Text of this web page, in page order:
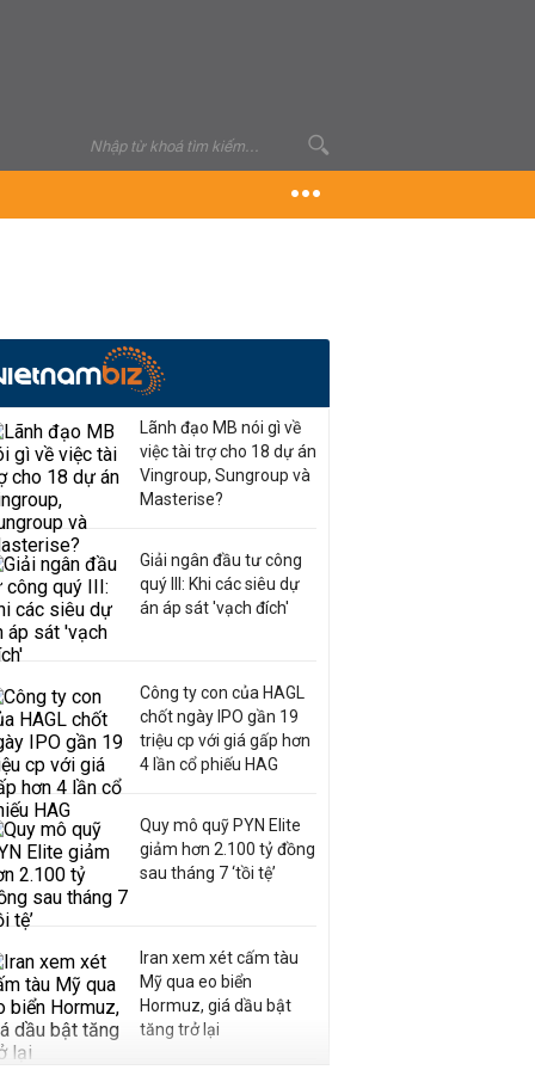
Lãnh đạo MB nói gì về
việc tài trợ cho 18 dự án
Vingroup, Sungroup và
Masterise?
Giải ngân đầu tư công
quý III: Khi các siêu dự
án áp sát 'vạch đích'
Công ty con của HAGL
chốt ngày IPO gần 19
triệu cp với giá gấp hơn
4 lần cổ phiếu HAG
Quy mô quỹ PYN Elite
giảm hơn 2.100 tỷ đồng
sau tháng 7 ‘tồi tệ’
Iran xem xét cấm tàu
Mỹ qua eo biển
Hormuz, giá dầu bật
tăng trở lại